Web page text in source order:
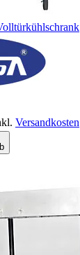
Versandkosten